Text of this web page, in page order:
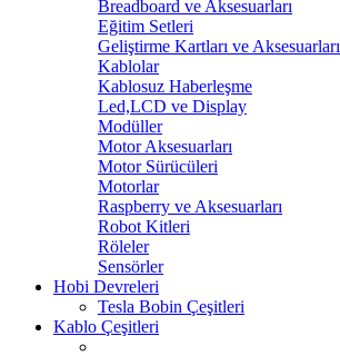
Breadboard ve Aksesuarları
Eğitim Setleri
Geliştirme Kartları ve Aksesuarları
Kablolar
Kablosuz Haberleşme
Led,LCD ve Display
Modüller
Motor Aksesuarları
Motor Sürücüleri
Motorlar
Raspberry ve Aksesuarları
Robot Kitleri
Röleler
Sensörler
Hobi Devreleri
Tesla Bobin Çeşitleri
Kablo Çeşitleri